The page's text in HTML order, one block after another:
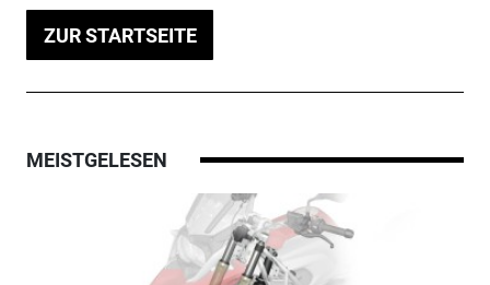
ZUR STARTSEITE
MEISTGELESEN